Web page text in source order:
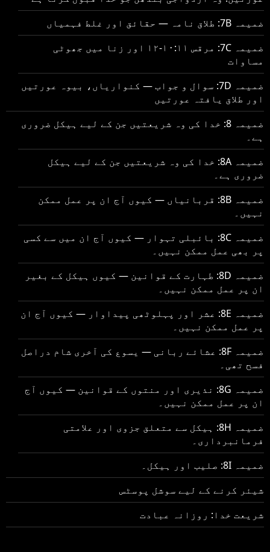
ضمیمہ 7B: طلاق نامہ — حقائق اور غلط فہمیاں
ضمیمہ 7C: مرقس ۱۰:۱۱-۱۲ اور زنا میں جھوٹی
مساوات
ضمیمہ 7D: سوال و جواب — کنواریاں، بیوہ عورتیں
اور طلاق یافتہ عورتیں
ضمیمہ 8: خدا کی وہ شریعتیں جن کے لیے ہیکل ضروری
ہے۔
ضمیمہ 8A: خدا کی وہ شریعتیں جن کے لیے ہیکل
ضروری ہے۔
ضمیمہ 8B: قربانیاں — کیوں آج ان پر عمل ممکن
نہیں۔
ضمیمہ 8C: بائبلی تہوار — کیوں آج ان میں سے کسی
پر بھی عمل ممکن نہیں۔
ضمیمہ 8D: طہارت کے قوانین — کیوں ہیکل کے بغیر
ان پر عمل ممکن نہیں۔
ضمیمہ 8E: عشر اور پہلوٹھی پیداوار — کیوں آج ان
پر عمل ممکن نہیں۔
ضمیمہ 8F: عشائے ربانی — یسوع کی آخری شام دراصل
فسح تھی۔
ضمیمہ 8G: نذیری اور منتوں کے قوانین — کیوں آج
ان پر عمل ممکن نہیں۔
ضمیمہ 8H: ہیکل سے متعلق جزوی اور علامتی
فرمانبرداری۔
ضمیمہ 8I: صلیب اور ہیکل۔
شیئر کرنے کے لیے سوشل پوسٹس
شریعت خدا: روزانہ عبادت